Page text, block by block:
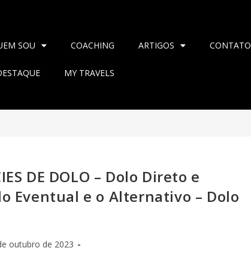
SOU COACHING ARTIGOS CONTATO
MY TRAVELS
DE DOLO – Dolo Direto e
Eventual e o Alternativo – Dolo
outubro de 2023